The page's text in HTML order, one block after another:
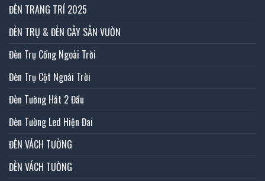
ĐÈN TRANG TRÍ 2025
ĐÈN TRỤ & ĐÈN CÂY SÂN VƯỜN
Đèn Trụ Cổng Ngoài Trời
Đèn Trụ Cột Ngoài Trời
Đèn Tường Hắt 2 Đầu
Đèn Tường Led Hiện Đai
ĐÈN VÁCH TƯỜNG
ĐÈN VÁCH TƯỜNG